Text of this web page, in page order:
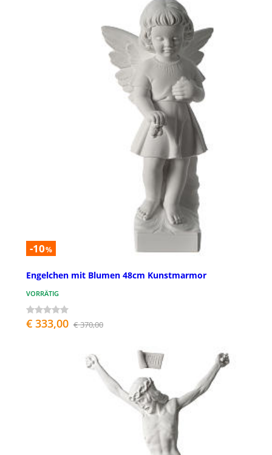
-10%
Engelchen mit Blumen 48cm Kunstmarmor
VORRÄTIG
€ 333,00 € 370,00